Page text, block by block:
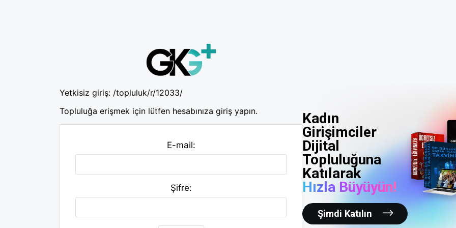
Yetkisiz giriş: /topluluk/r/12033/
Topluluğa erişmek için lütfen hesabınıza giriş yapın.
E-mail:
Şifre:
Kadın
Girişimciler
Dijital
Topluluğuna
Katılarak
Hızla Büyüyün!
Şimdi Katılın